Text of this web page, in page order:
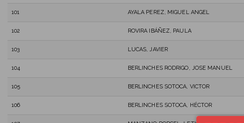
101 AYALA PEREZ, MIGUEL ANGEL
102 ROVIRA IBÁÑEZ, PAULA
103 LUCAS, JAVIER
104 BERLINCHES RODRIGO, JOSE MANUEL
105 BERLINCHES SOTOCA, VICTOR
106 BERLINCHES SOTOCA, HÉCTOR